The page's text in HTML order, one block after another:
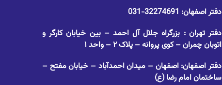
دفتر اصفهان: 32274691-031
دفتر تهران : بزرگراه جلال آل احمد – بین خیابان کارگر و
اتوبان چمران – کوی پروانه – پلاک ۲ – واحد ۱
دفتر اصفهان: اصفهان – میدان احمدآباد – خیابان مفتح –
ساختمان امام رضا (ع)